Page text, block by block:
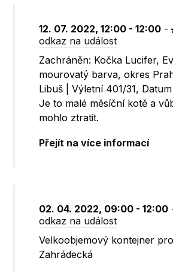
12. 07. 2022, 12:00 - 12:00 -
odkaz na událost
Zachráněn: Kočka Lucifer,
mourovatý barva, okres
Libuš | Výletní 401/31,
Je to malé měsíční kotě a
mohlo ztratit.
Přejít na více informací
02. 04. 2022, 09:00 - 12:00
odkaz na událost
Velkoobjemový kontejner
Zahrádecká